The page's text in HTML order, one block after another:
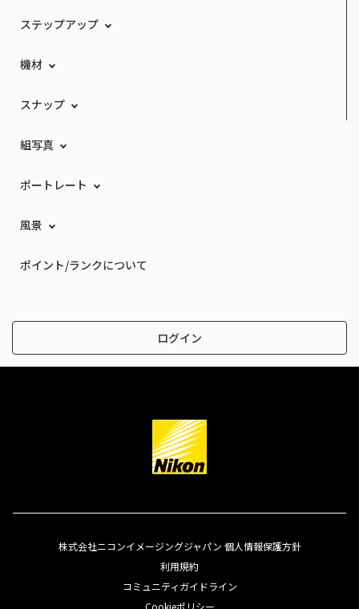
ステップアップ
機材
スナップ
組写真
ポートレート
風景
ポイント/ランクについて
ログイン
株式会社ニコンイメージングジャパン 個人情報保護方針
利用規約
コミュニティガイドライン